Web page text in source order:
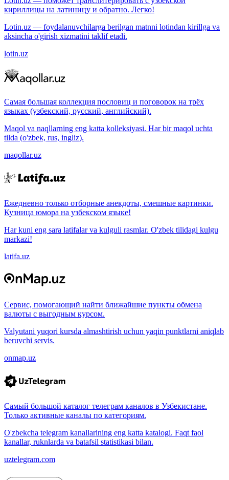
кириллицы на латиницу и обратно. Легко!
Lotin.uz — foydalanuvchilarga berilgan matnni lotindan kirillga va
aksincha o'girish xizmatini taklif etadi.
lotin.uz
Самая большая коллекция пословиц и поговорок на трёх
языках (узбекский, русский, английский).
Maqol va naqllarning eng katta kolleksiyasi. Har bir maqol uchta
tilda (o'zbek, rus, ingliz).
maqollar.uz
Ежедневно только отборные анекдоты, смешные картинки.
Кузница юмора на узбекском языке!
Har kuni eng sara latifalar va kulguli rasmlar. O'zbek tilidagi kulgu
markazi!
latifa.uz
Сервис, помогающий найти ближайшие пункты обмена
валюты с выгодным курсом.
Valyutani yuqori kursda almashtirish uchun yaqin punktlarni aniqlab
beruvchi servis.
onmap.uz
Самый большой каталог телеграм каналов в Узбекистане.
Только активные каналы по категориям.
O'zbekcha telegram kanallarining eng katta katalogi. Faqt faol
kanallar, ruknlarda va batafsil statistikasi bilan.
uztelegram.com